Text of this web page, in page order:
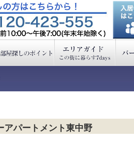
アパートメント東中野